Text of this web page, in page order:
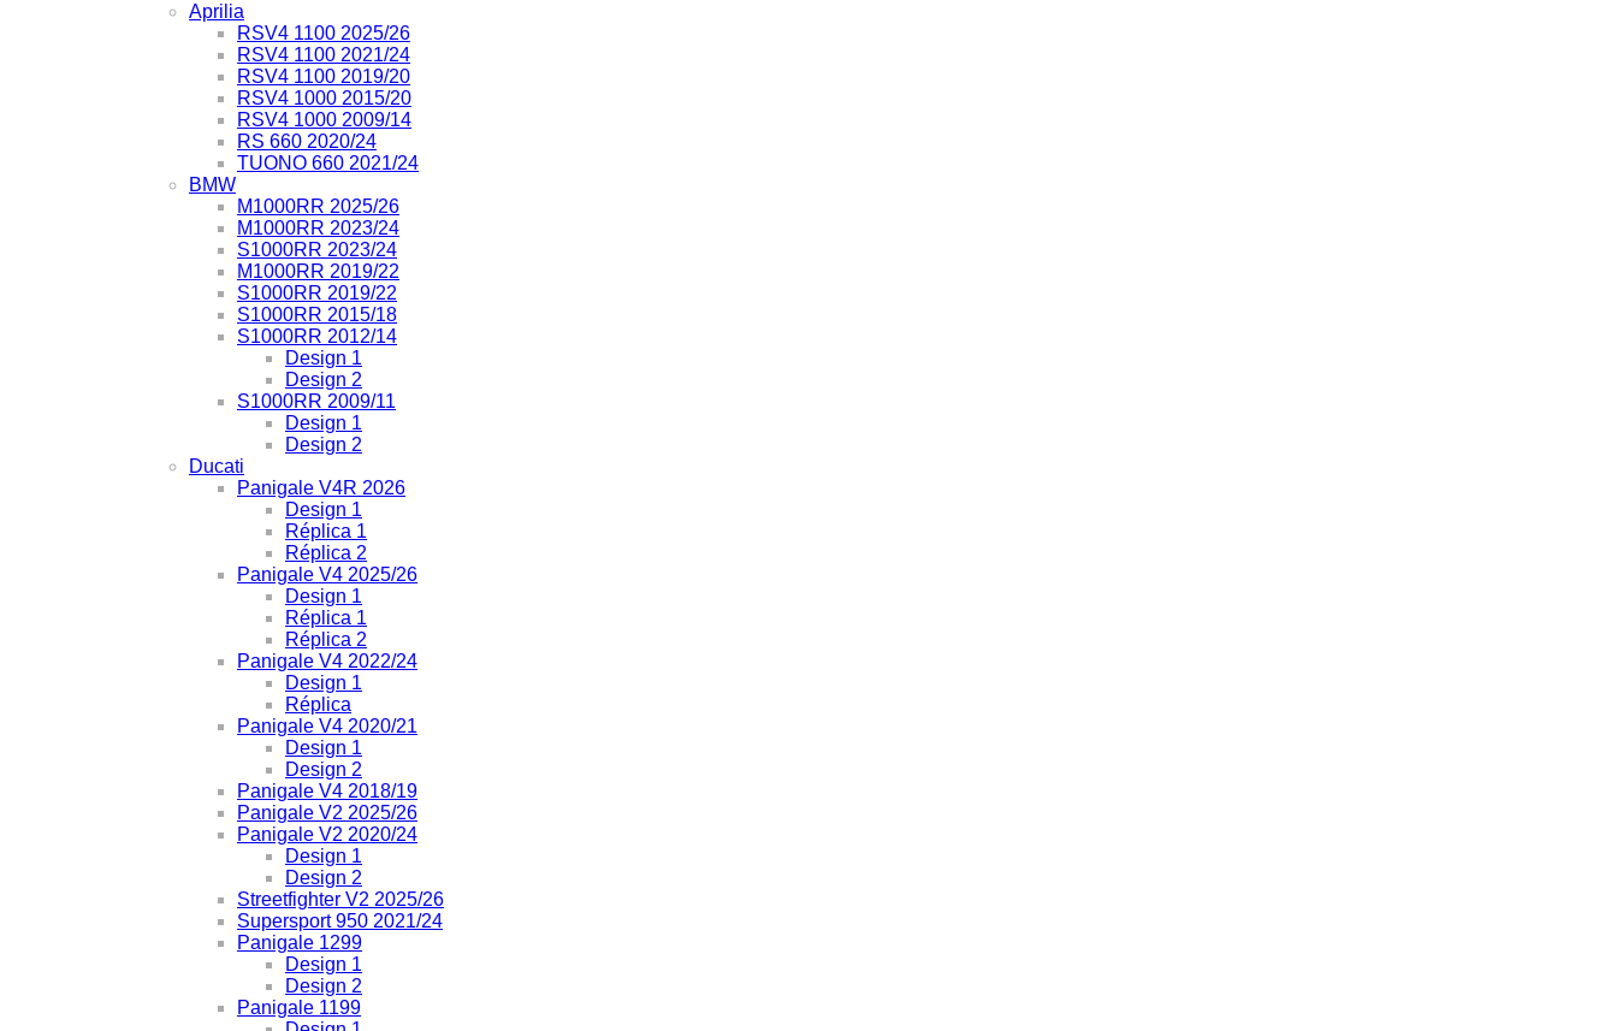
Aprilia
RSV4 1100 2025/26
RSV4 1100 2021/24
RSV4 1100 2019/20
RSV4 1000 2015/20
RSV4 1000 2009/14
RS 660 2020/24
TUONO 660 2021/24
BMW
M1000RR 2025/26
M1000RR 2023/24
S1000RR 2023/24
M1000RR 2019/22
S1000RR 2019/22
S1000RR 2015/18
S1000RR 2012/14
Design 1
Design 2
S1000RR 2009/11
Design 1
Design 2
Ducati
Panigale V4R 2026
Design 1
Réplica 1
Réplica 2
Panigale V4 2025/26
Design 1
Réplica 1
Réplica 2
Panigale V4 2022/24
Design 1
Réplica
Panigale V4 2020/21
Design 1
Design 2
Panigale V4 2018/19
Panigale V2 2025/26
Panigale V2 2020/24
Design 1
Design 2
Streetfighter V2 2025/26
Supersport 950 2021/24
Panigale 1299
Design 1
Design 2
Panigale 1199